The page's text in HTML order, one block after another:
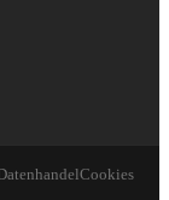
Cookies